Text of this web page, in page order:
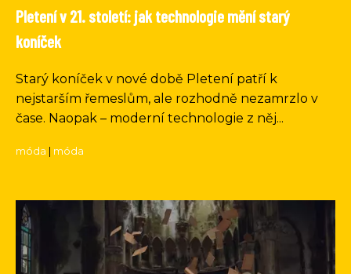
Pletení v 21. století: jak technologie mění starý
koníček
Starý koníček v nové době Pletení patří k
nejstarším řemeslům, ale rozhodně nezamrzlo v
čase. Naopak – moderní technologie z něj...
móda móda